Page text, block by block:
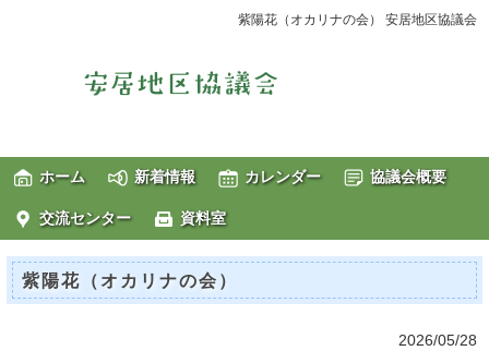
紫陽花（オカリナの会） 安居地区協議会
ホーム 新着情報 カレンダー 協議会概要
交流センター 資料室
紫陽花（オカリナの会）
2026/05/28